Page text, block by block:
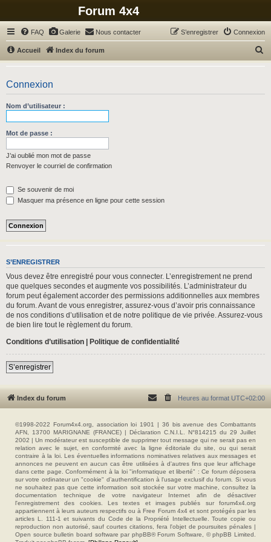
Forum 4x4
FAQ Galerie Nous contacter Connexion
S’enregistrer
Accueil Index du forum
h
Connexion
Nom d’utilisateur :
Mot de passe :
J’ai oublié mon mot de passe
Renvoyer le courriel de confirmation
Se souvenir de moi
Masquer ma présence en ligne pour cette session
S’ENREGISTRER
Vous devez être enregistré pour vous connecter. L’enregistrement ne prend
que quelques secondes et augmente vos possibilités. L’administrateur du
forum peut également accorder des permissions additionnelles aux membres
du forum. Avant de vous enregistrer, assurez-vous d’avoir pris connaissance
de nos conditions d’utilisation et de notre politique de vie privée. Assurez-vous
de bien lire tout le règlement du forum.
Conditions d’utilisation | Politique de confidentialité
S’enregistrer
Index du forum Heures au format UTC+02:00
©1998-2022 Forum4x4.org, association loi 1901 | 36 bis avenue des Combattants
AFN, 13700 MARIGNANE (FRANCE) | Déclaration C.N.I.L. N°814215 du 29 Juillet
2002 | Un modérateur est susceptible de supprimer tout message qui ne serait pas en
relation avec le sujet, en conformité avec la ligne éditoriale du site, ou qui serait
contraire à la loi. Les éventuelles informations nominatives relatives aux messages et
annonces ne peuvent en aucun cas être utilisées à d'autres fins que leur affichage
dans cette page. Conformément à la loi "informatique et liberté" : Ce forum déposera
sur votre ordinateur un "cookie" d’authentification à l'usage exclusif du forum. Si vous
ne souhaitez pas que cette information soit stockée sur votre machine, consultez la
documentation technique de votre navigateur Internet afin de désactiver
l'enregistrement des cookies. Les textes et images publiés sur forum4x4.org
appartiennent à leurs auteurs respectifs ou à Free Forum 4x4 et sont protégés par les
articles L. 111-1 et suivants du Code de la Propriété Intellectuelle. Toute copie ou
reproduction non autorisé, sauf courtes citations, fera l'objet de poursuites pénales |
Open source bulletin board software par phpBB® Forum Software, © phpBB Limited.